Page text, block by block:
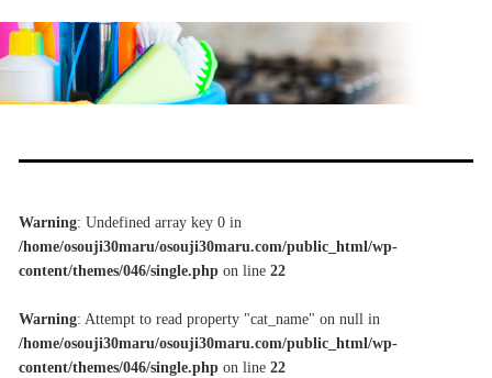
Warning: Undefined array key 0 in
/home/osouji30maru/osouji30maru.com/public_html/wp-
content/themes/046/single.phpon line 22
Warning: Attempt to read property "cat_name" on null in
/home/osouji30maru/osouji30maru.com/public_html/wp-
content/themes/046/single.phpon line 22